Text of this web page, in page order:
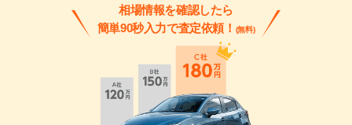
相場情報を確認したら
簡単90秒入力で査定依頼！ (無料)